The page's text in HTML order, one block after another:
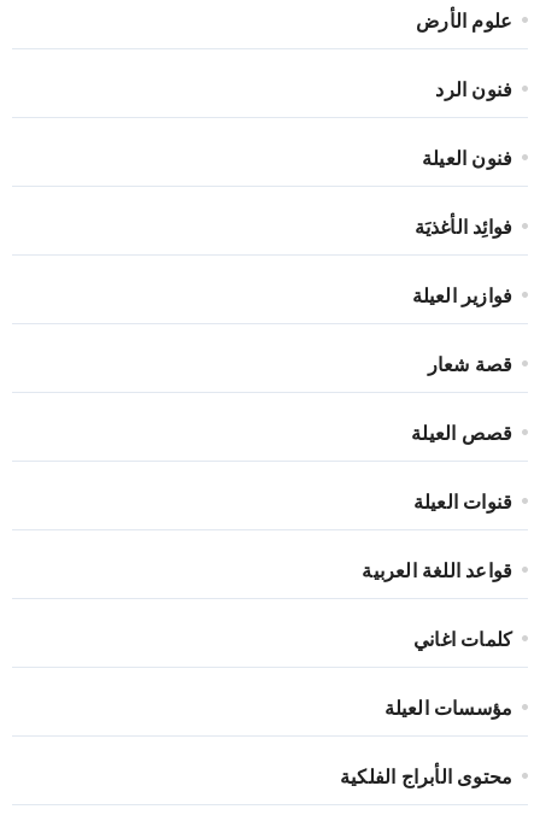
علوم الأرض
فنون الرد
فنون العيلة
فوائِد الأغذيَة
فوازير العيلة
قصة شعار
قصص العيلة
قنوات العيلة
قواعد اللغة العربية
كلمات اغاني
مؤسسات العيلة
محتوى الأبراج الفلكية